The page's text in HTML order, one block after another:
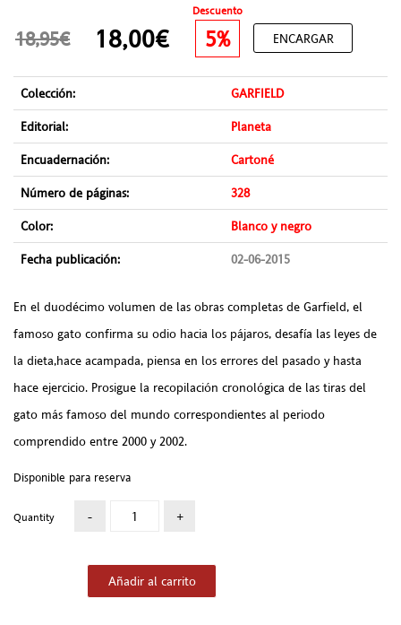
Descuento
18,95€ 18,00€ 5% ENCARGAR
Colección:
GARFIELD
Editorial:
Planeta
Encuadernación:
Cartoné
Número de páginas:
328
Color:
Blanco y negro
Fecha publicación:
02-06-2015
En el duodécimo volumen de las obras completas de Garfield, el
famoso gato confirma su odio hacia los pájaros, desafía las leyes de
la dieta,hace acampada, piensa en los errores del pasado y hasta
hace ejercicio. Prosigue la recopilación cronológica de las tiras del
gato más famoso del mundo correspondientes al periodo
comprendido entre 2000 y 2002.
Disponible para reserva
Quantity
Añadir al carrito